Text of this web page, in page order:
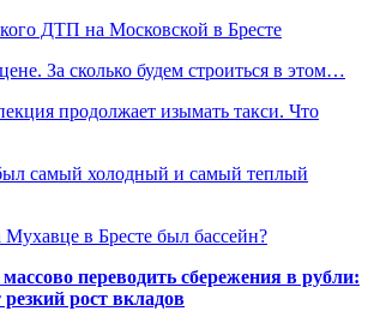
ДТП на Московской в Бресте
За сколько будем строиться в этом…
продолжает изымать такси. Что
самый холодный и самый теплый
в Бресте был бассейн?
переводить сбережения в рубли:
рост вкладов